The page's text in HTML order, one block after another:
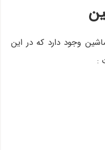
وجود دارد که در این
: